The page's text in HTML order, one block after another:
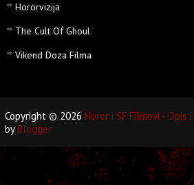
Hororvizija
The Cult Of Ghoul
Vikend Doza Filma
Copyright © 2026 Horor i SF Filmovi - Opis
byBlogger